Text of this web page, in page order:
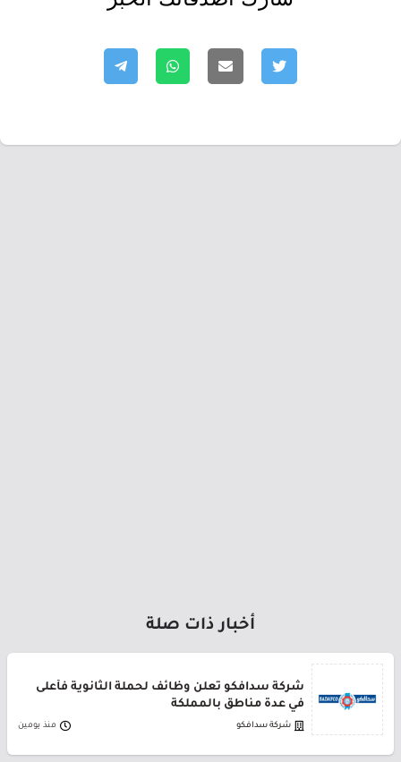
أخبار ذات صلة
شركة سدافكو تعلن وظائف لحملة الثانوية فأعلى
في عدة مناطق بالمملكة
شركة سدافكو منذ يومين